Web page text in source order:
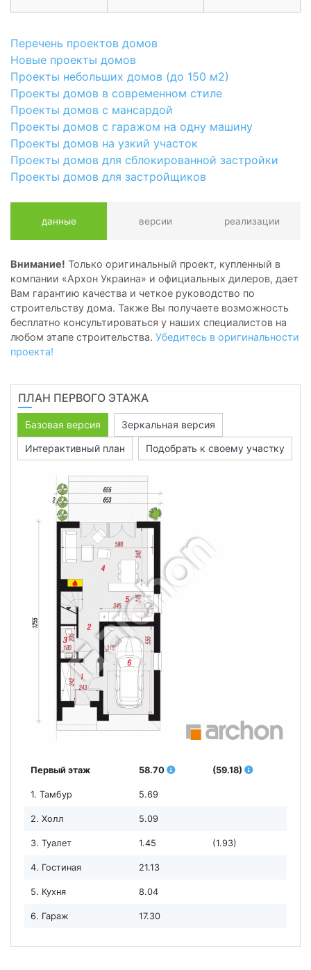
Перечень проектов домов
Новые проекты домов
Проекты небольших домов (до 150 м2)
Проекты домов в современном стиле
Проекты домов с мансардой
Проекты домов с гаражом на одну машину
Проекты домов на узкий участок
Проекты домов для сблокированной застройки
Проекты домов для застройщиков
данные версии реализации
Внимание! Только оригинальный проект, купленный в
компании «Архон Украина» и официальных дилеров, дает
Вам гарантию качества и четкое руководство по
строительству дома. Также Вы получаете возможность
бесплатно консультироваться у наших специалистов на
любом этапе строительства. Убедитесь в оригинальности
проекта!
ПЛАН ПЕРВОГО ЭТАЖА
Базовая версия
Зеркальная версия
Интерактивный план
Подобрать к своему участку
Первый этаж 58.70 (59.18)
1. Тамбур 5.69
2. Холл 5.09
3. Туалет 1.45 (1.93)
4. Гостиная 21.13
5. Кухня 8.04
6. Гараж 17.30